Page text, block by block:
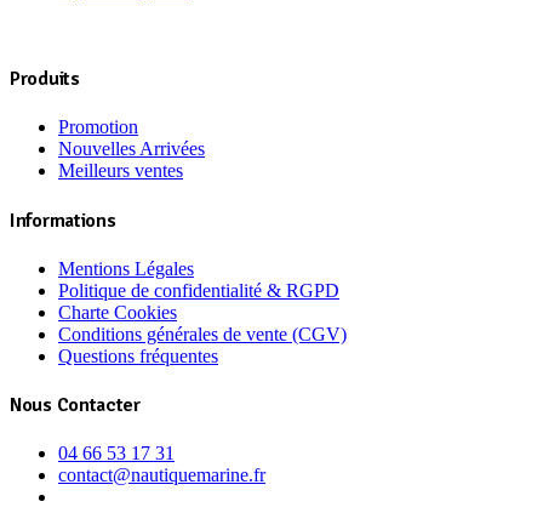
Produits
Promotion
Nouvelles Arrivées
Meilleurs ventes
Informations
Mentions Légales
Politique de confidentialité & RGPD
Charte Cookies
Conditions générales de vente (CGV)
Questions fréquentes
Nous Contacter
04 66 53 17 31
contact@nautiquemarine.fr